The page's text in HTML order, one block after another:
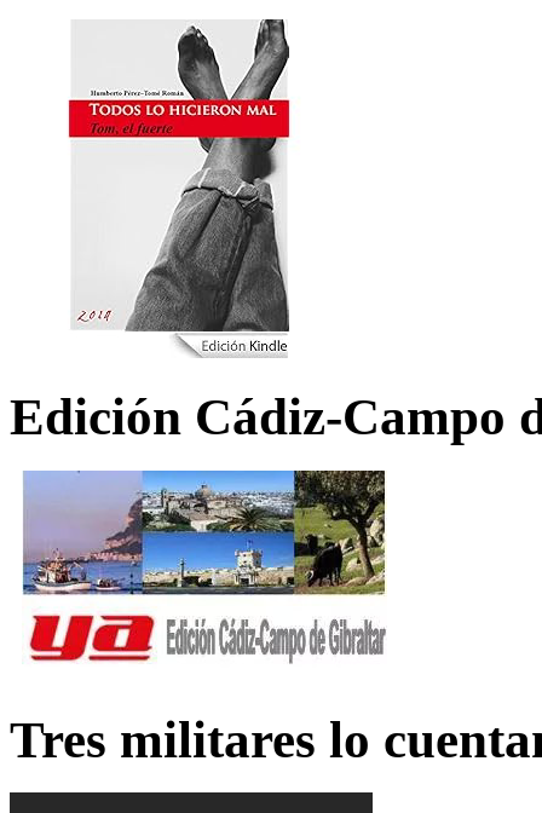
Edición Cádiz-Campo
Tres militares lo